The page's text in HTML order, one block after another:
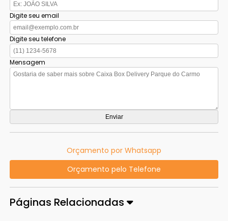
Digite seu email
Digite seu telefone
Mensagem
Orçamento por Whatsapp
Orçamento pelo Telefone
Páginas Relacionadas